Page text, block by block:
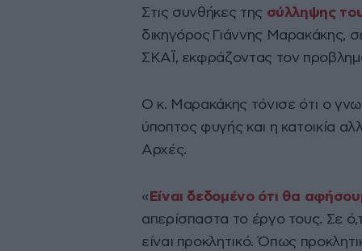
Στις συνθήκες της σύλληψης
δικηγόρος Γιάννης Μαρακάκης,
ΣΚΑΪ, εκφράζοντας τον
Ο κ. Μαρακάκης τόνισε ότι ο
ύποπτος φυγής και η κατοικία
Αρχές.
« Είναι δεδομένο ότι θα
απερίσπαστα το έργο τους. Σε
είναι προκλητικό. Όπως